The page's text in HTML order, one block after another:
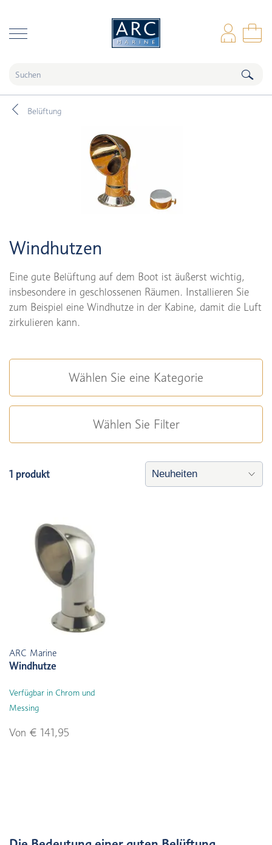
Belüftung
Windhutzen
Eine gute Belüftung auf dem Boot ist äußerst wichtig,
insbesondere in geschlossenen Räumen. Installieren Sie
zum Beispiel eine Windhutze in der Kabine, damit die Luft
zirkulieren kann.
Wählen Sie eine Kategorie
Wählen Sie Filter
1 produkt
ARC Marine
Windhutze
Verfügbar in Chrom und
Messing
Von € 141,95